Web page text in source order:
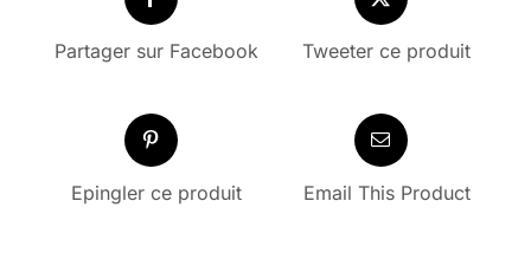
Partager sur Facebook Tweeter ce produit
Epingler ce produit Email This Product